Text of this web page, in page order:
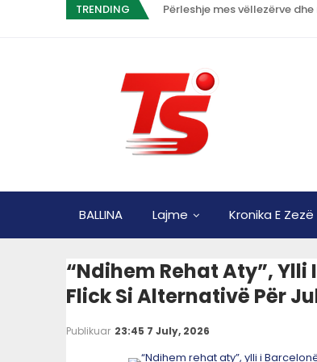
TRENDING Përleshje mes vëllezërve
BALLINA Lajme Kronika E Zezë
“Ndihem Rehat Aty”,
Flick Si Alternativë Për
Publikuar 23:45 7 July, 2026